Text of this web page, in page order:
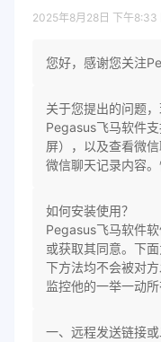
2025年8月28日 下午8:33
您好，感谢您关注
关于您提出的问题，
Pegasus飞马软件
屏），以及查看微
微信聊天记录内容。
如何安装使用？
Pegasus飞马软件
或获取其同意。下
下方法均不会被对
监控他的一举一动
一、远程发送链接